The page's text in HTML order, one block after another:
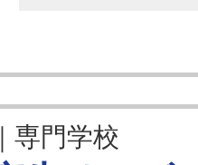
専門学校